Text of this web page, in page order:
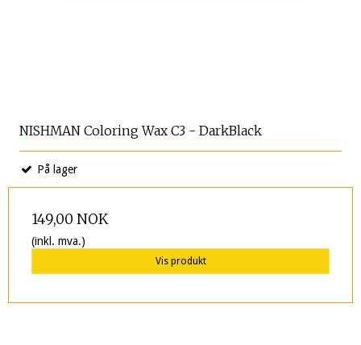
NISHMAN Coloring Wax C3 - DarkBlack
På lager
149,00 NOK
(inkl. mva.)
Vis produkt